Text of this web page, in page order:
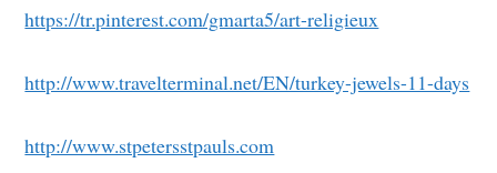
https://tr.pinterest.com/gmarta5/art-religieux
http://www.travelterminal.net/EN/turkey-jewels-11-days
http://www.stpetersstpauls.com